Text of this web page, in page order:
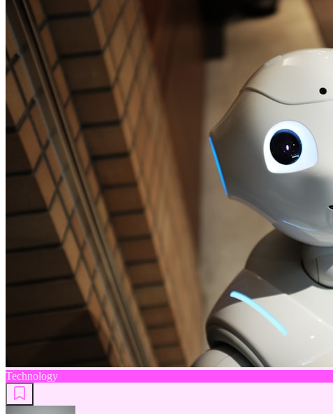
Technology